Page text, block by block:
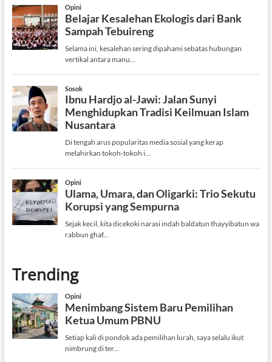
Trending